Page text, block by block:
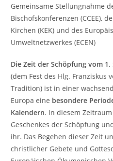
Gemeinsame Stellungnahme
Bischofskonferenzen (CCEE),
Kirchen (KEK) und des
Umweltnetzwerkes (ECEN)
Die Zeit der Schöpfung vom
(dem Fest des Hlg. Franziskus
Tradition) ist in einer
Europa eine besondere
Kalendern. In diesem
Geschenkes der Schöpfung
ihr. Das Begehen dieser Zeit
christlicher Gebete und